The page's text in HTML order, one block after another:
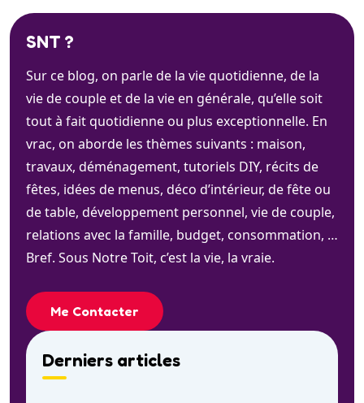
SNT ?
Sur ce blog, on parle de la vie quotidienne, de la
vie de couple et de la vie en générale, qu’elle soit
tout à fait quotidienne ou plus exceptionnelle. En
vrac, on aborde les thèmes suivants : maison,
travaux, déménagement, tutoriels DIY, récits de
fêtes, idées de menus, déco d’intérieur, de fête ou
de table, développement personnel, vie de couple,
relations avec la famille, budget, consommation, …
Bref. Sous Notre Toit, c’est la vie, la vraie.
Me Contacter
Derniers articles